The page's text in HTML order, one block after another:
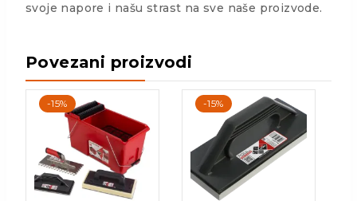
svoje napore i našu strast na sve naše proizvode.
Povezani proizvodi
-15% -15%